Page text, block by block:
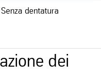
Senza dentatura
dei